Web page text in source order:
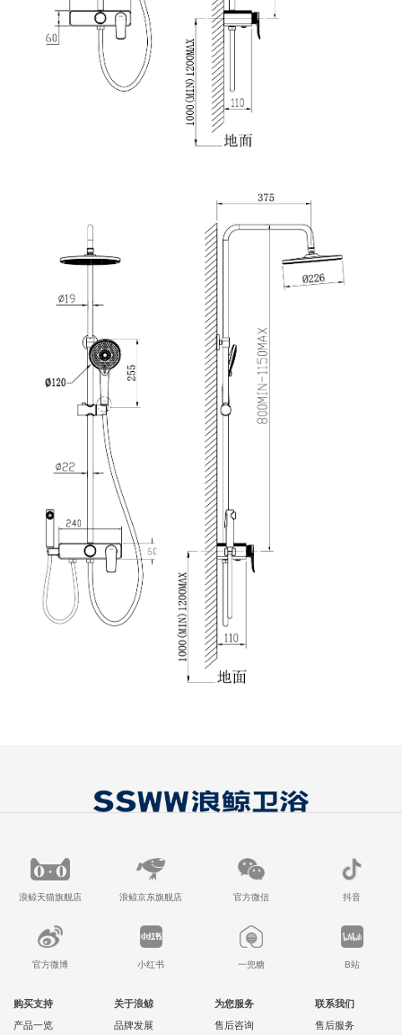
浪鲸天猫旗舰店 浪鲸京东旗舰店 官方微信 抖音
官方微博 小红书 一兜糖 B站
购买支持
产品一览
关于浪鲸
品牌发展
为您服务
售后咨询
联系我们
售后服务